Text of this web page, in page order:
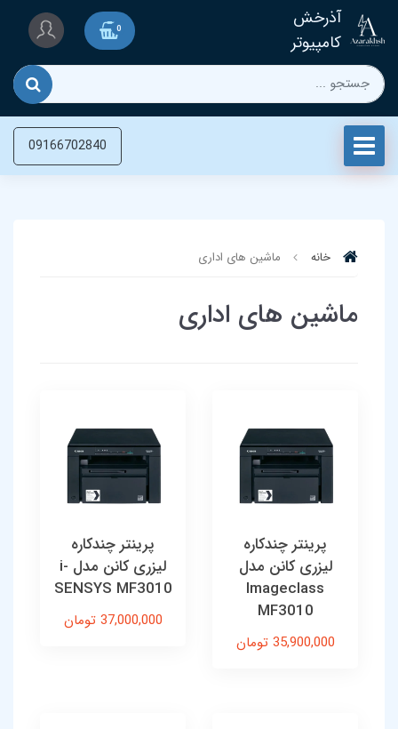
آذرخش
کامپیوتر
0
09166702840
خانه ماشین های اداری
ماشین های اداری
پرینتر چندکاره
لیزری کانن مدل
Imageclass
MF3010
35,900,000 تومان
پرینتر چندکاره
لیزری کانن مدل i-
SENSYS MF3010
37,000,000 تومان